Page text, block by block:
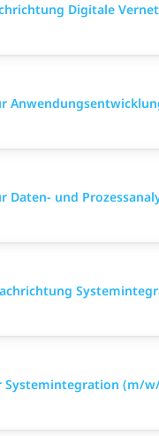
Digitale
Daten- und
Systemintegration (m/